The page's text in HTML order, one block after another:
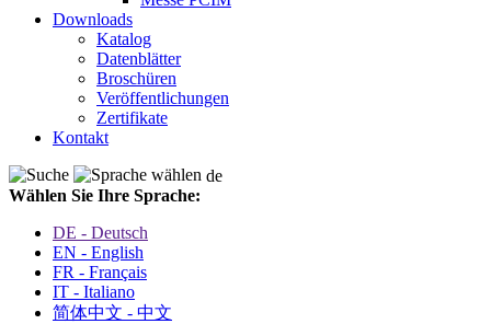
Downloads
Katalog
Datenblätter
Broschüren
Veröffentlichungen
Zertifikate
Kontakt
de
Wählen Sie Ihre Sprache:
DE - Deutsch
EN - English
FR - Français
IT - Italiano
简体中文 - 中文